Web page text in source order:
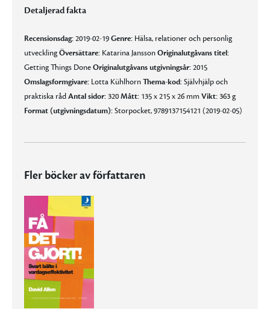
Detaljerad fakta
Recensionsdag:2019-02-19Genre: Hälsa, relationer och personlig
utvecklingÖversättare: Katarina JanssonOriginalutgåvans titel:
Getting Things DoneOriginalutgåvans utgivningsår:2015
Omslagsformgivare: Lotta KühlhornThema-kod:Självhjälp och
praktiska rådAntal sidor:320Mått: 135 x 215 x 26 mmVikt:363 g
Format (utgivningsdatum):Storpocket, 9789137154121 (2019-02-05)
Fler böcker av författaren